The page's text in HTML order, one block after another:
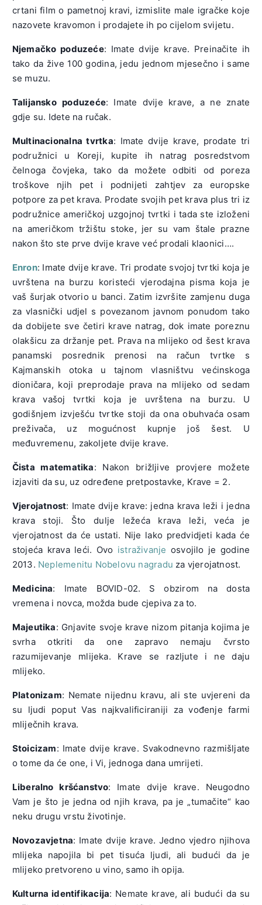
crtani film o pametnoj kravi, izmislite male igračke koje
nazovete kravomon i prodajete ih po cijelom svijetu.
Njemačko poduzeće: Imate dvije krave. Preinačite ih
tako da žive 100 godina, jedu jednom mjesečno i same
se muzu.
Talijansko poduzeće: Imate dvije krave, a ne znate
gdje su. Idete na ručak.
Multinacionalna tvrtka: Imate dvije krave, prodate tri
podružnici u Koreji, kupite ih natrag posredstvom
čelnoga čovjeka, tako da možete odbiti od poreza
troškove njih pet i podnijeti zahtjev za europske
potpore za pet krava. Prodate svojih pet krava plus tri iz
podružnice američkoj uzgojnoj tvrtki i tada ste izloženi
na američkom tržištu stoke, jer su vam štale prazne
nakon što ste prve dvije krave već prodali klaonici….
Enron: Imate dvije krave. Tri prodate svojoj tvrtki koja je
uvrštena na burzu koristeći vjerodajna pisma koja je
vaš šurjak otvorio u banci. Zatim izvršite zamjenu duga
za vlasnički udjel s povezanom javnom ponudom tako
da dobijete sve četiri krave natrag, dok imate poreznu
olakšicu za držanje pet. Prava na mlijeko od šest krava
panamski posrednik prenosi na račun tvrtke s
Kajmanskih otoka u tajnom vlasništvu većinskoga
dioničara, koji preprodaje prava na mlijeko od sedam
krava vašoj tvrtki koja je uvrštena na burzu. U
godišnjem izvješću tvrtke stoji da ona obuhvaća osam
preživača, uz mogućnost kupnje još šest. U
međuvremenu, zakoljete dvije krave.
Čista matematika: Nakon brižljive provjere možete
izjaviti da su, uz određene pretpostavke, Krave = 2.
Vjerojatnost: Imate dvije krave: jedna krava leži i jedna
krava stoji. Što dulje ležeća krava leži, veća je
vjerojatnost da će ustati. Nije lako predvidjeti kada će
stojeća krava leći. Ovo istraživanje osvojilo je godine
2013. Neplemenitu Nobelovu nagradu za vjerojatnost.
Medicina: Imate BOVID-02. S obzirom na dosta
vremena i novca, možda bude cjepiva za to.
Majeutika: Gnjavite svoje krave nizom pitanja kojima je
svrha otkriti da one zapravo nemaju čvrsto
razumijevanje mlijeka. Krave se razljute i ne daju
mlijeko.
Platonizam: Nemate nijednu kravu, ali ste uvjereni da
su ljudi poput Vas najkvalificiraniji za vođenje farmi
mliječnih krava.
Stoicizam: Imate dvije krave. Svakodnevno razmišljate
o tome da će one, i Vi, jednoga dana umrijeti.
Liberalno kršćanstvo: Imate dvije krave. Neugodno
Vam je što je jedna od njih krava, pa je „tumačite“ kao
neku drugu vrstu životinje.
Novozavjetna: Imate dvije krave. Jedno vjedro njihova
mlijeka napojila bi pet tisuća ljudi, ali budući da je
mlijeko pretvoreno u vino, samo ih opija.
Kulturna identifikacija: Nemate krave, ali budući da su